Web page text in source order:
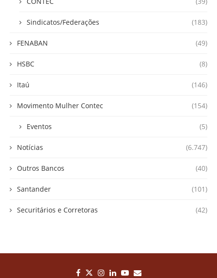
Sindicatos/Federações (183)
FENABAN (49)
HSBC (8)
Itaú (146)
Movimento Mulher Contec (154)
Eventos (5)
Notícias (6.747)
Outros Bancos (40)
Santander (101)
Securitários e Corretoras (42)